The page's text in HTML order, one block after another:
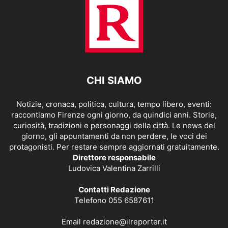
CHI SIAMO
Notizie, cronaca, politica, cultura, tempo libero, eventi:
raccontiamo Firenze ogni giorno, da quindici anni. Storie,
curiosità, tradizioni e personaggi della città. Le news del
giorno, gli appuntamenti da non perdere, le voci dei
protagonisti. Per restare sempre aggiornati gratuitamente.
Direttore responsabile
Ludovica Valentina Zarrilli
Contatti Redazione
Telefono 055 6587611
Email redazione@ilreporter.it